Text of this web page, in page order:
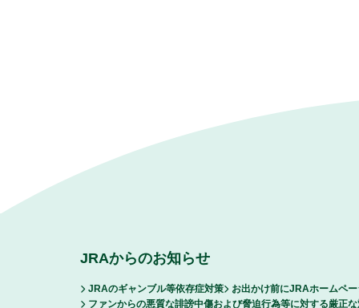
JRAからのお知らせ
JRAのギャンブル等依存症対策
お出かけ前にJRAホームペ
ファンからの悪質な誹謗中傷および脅迫行為等に対する厳正